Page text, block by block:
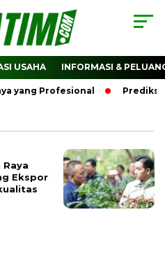
USAHA INFORMASI &
yang Profesional Prediksi
Ekspor